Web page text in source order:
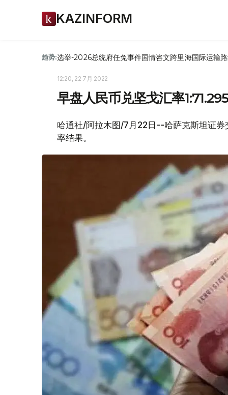
KAZINFORM
趋势:选举-2026总统府任免事件国情咨文跨里海国际运输
12:20, 22 7月 2022
早盘人民币兑坚戈汇率
哈通社/阿拉木图/7月22日--哈萨克斯坦证
率结果。